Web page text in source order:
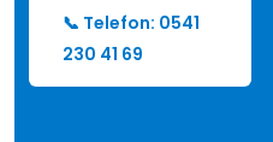
📞 Telefon: 0541
230 41 69